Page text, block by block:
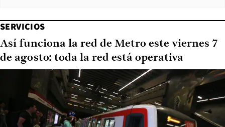
SERVICIOS
Así funciona la red de Metro este viernes 7
de agosto: toda la red está operativa